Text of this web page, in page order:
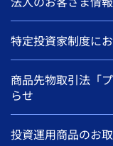
特定投資家制度に
商品先物取引法「
らせ
投資運用商品のお